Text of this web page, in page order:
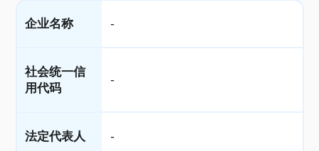
企业名称 -
社会统一信
用代码
-
法定代表人 -